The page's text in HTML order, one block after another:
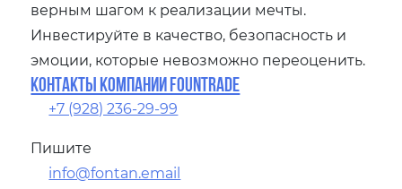
верным шагом к реализации мечты.
Инвестируйте в качество, безопасность и
эмоции, которые невозможно переоценить.
Контакты компании Fountrade
+7 (928) 236-29-99
Пишите
info@fontan.email